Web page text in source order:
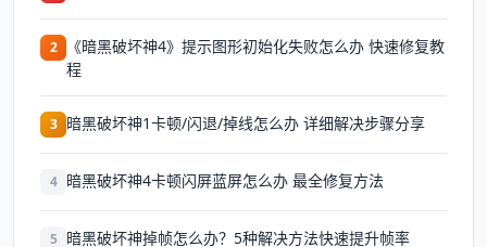
2
《暗黑破坏神4》提示图形初始化失败怎么办 快速修复教
程
3 暗黑破坏神1卡顿/闪退/掉线怎么办 详细解决步骤分享
4 暗黑破坏神4卡顿闪屏蓝屏怎么办 最全修复方法
5 暗黑破坏神掉帧怎么办？5种解决方法快速提升帧率